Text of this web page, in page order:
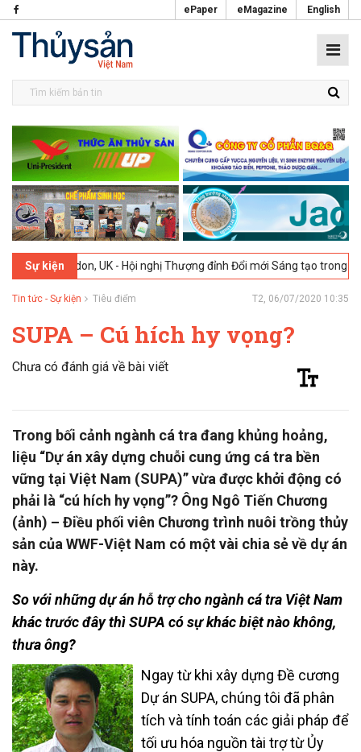
ePaper eMagazine English
Sự kiện
UK - Hội nghị Thượng đỉnh Đổi mới Sáng tạo trong Ngành Thực
Tin tức - Sự kiện Tiêu điểm T2, 06/07/2020 10:35
SUPA – Cú hích hy vọng?
Chưa có đánh giá về bài viết
Trong bối cảnh ngành cá tra đang khủng hoảng,
liệu “Dự án xây dựng chuỗi cung ứng cá tra bền
vững tại Việt Nam (SUPA)” vừa được khởi động có
phải là “cú hích hy vọng”? Ông Ngô Tiến Chương
(ảnh) – Điều phối viên Chương trình nuôi trồng thủy
sản của WWF-Việt Nam có một vài chia sẻ về dự án
này.
So với những dự án hỗ trợ cho ngành cá tra Việt Nam
khác trước đây thì SUPA có sự khác biệt nào không,
thưa ông?
Ngay từ khi xây dựng Đề cương
Dự án SUPA, chúng tôi đã phân
tích và tính toán các giải pháp để
tối ưu hóa nguồn tài trợ từ Ủy